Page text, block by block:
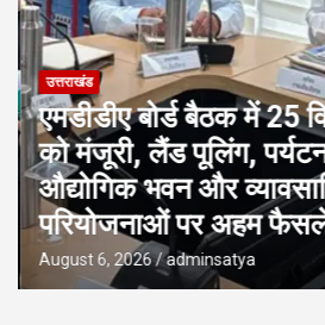
उत्तराखंड
एमडीडीए बोर्ड बैठक में 25
को मंजूरी, लैंड पूलिंग,
औद्योगिक भवन और
परियोजनाओं पर अहम फैसले
August 6, 2026 adminsatya